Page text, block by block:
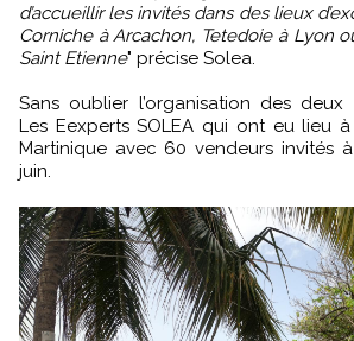
d’accueillir les invités dans des lieux
Corniche à Arcachon, Tetedoie à Lyon
Saint Etienne" précise Solea.
Sans oublier l’organisation des
Les Eexperts SOLEA qui ont eu lieu
Martinique avec 60 vendeurs invités
juin.